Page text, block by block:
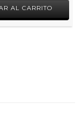
AL CARRITO